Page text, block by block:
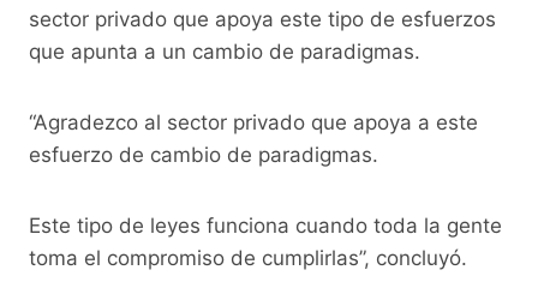
sector privado que apoya este tipo de esfuerzos
que apunta a un cambio de paradigmas.
“Agradezco al sector privado que apoya a este
esfuerzo de cambio de paradigmas.
Este tipo de leyes funciona cuando toda la gente
toma el compromiso de cumplirlas”, concluyó.